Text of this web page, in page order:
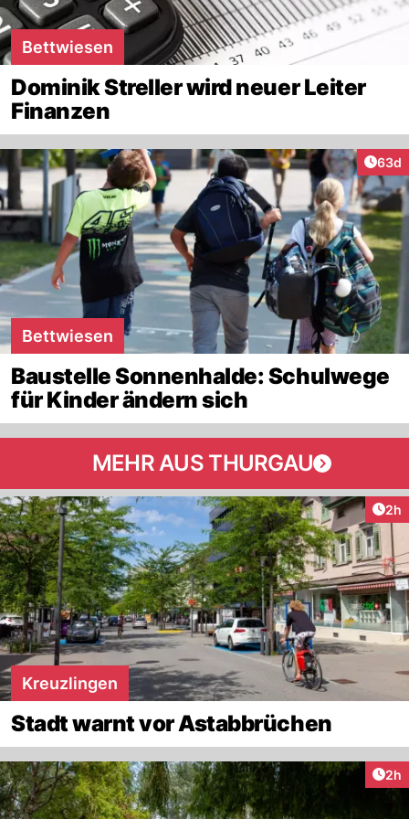
Bettwiesen
Dominik Streller wird neuer Leiter
Finanzen
63d
Bettwiesen
Baustelle Sonnenhalde: Schulwege
für Kinder ändern sich
MEHR AUS THURGAU
2h
Kreuzlingen
Stadt warnt vor Astabbrüchen
2h